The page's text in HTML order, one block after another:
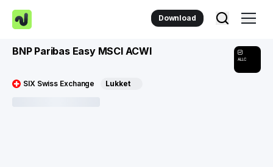
Download
BNP Paribas Easy MSCI ACWI
ALLC
SIX Swiss Exchange Lukket